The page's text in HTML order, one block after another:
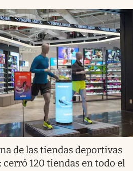
de las tiendas deportivas
cerró 120 tiendas en todo el